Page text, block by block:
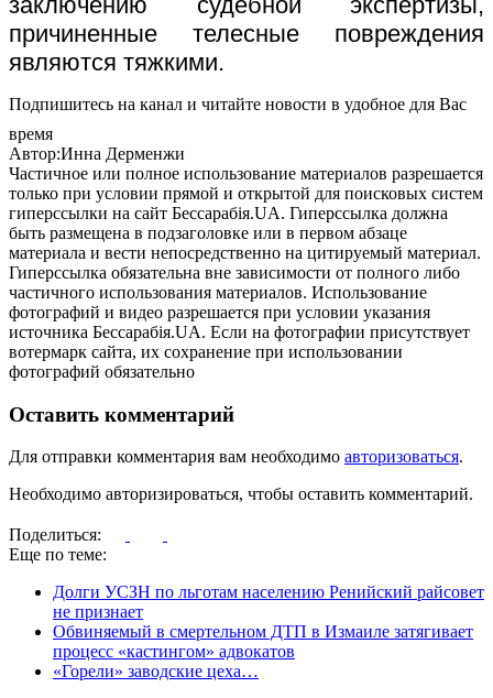
причиненные телесные повреждения
являются тяжкими.
Подпишитесь на канал и читайте новости в удобное для Вас
время
Автор:Инна Дерменжи
Частичное или полное использование материалов разрешается
только при условии прямой и открытой для поисковых систем
гиперссылки на сайт Бессарабія.UA. Гиперссылка должна
быть размещена в подзаголовке или в первом абзаце
материала и вести непосредственно на цитируемый материал.
Гиперссылка обязательна вне зависимости от полного либо
частичного использования материалов. Использование
фотографий и видео разрешается при условии указания
источника Бессарабія.UA. Если на фотографии присутствует
вотермарк сайта, их сохранение при использовании
фотографий обязательно
Оставить комментарий
Для отправки комментария вам необходимо авторизоваться.
Необходимо авторизироваться, чтобы оставить комментарий.
Поделиться:
Еще по теме:
Долги УСЗН по льготам населению Ренийский райсовет
не признает
Обвиняемый в смертельном ДТП в Измаиле затягивает
процесс «кастингом» адвокатов
«Горели» заводские цеха…